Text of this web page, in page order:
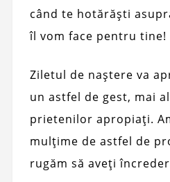
când te hotărăști
îl vom face pentru tine!
Ziletul de naștere va
un astfel de gest, mai
prietenilor apropiați.
mulțime de astfel de
rugăm să aveți